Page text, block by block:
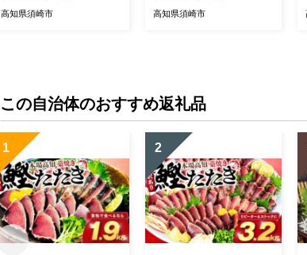
お取り寄せ パン ご当地パン
高知県須崎市
お取り寄せ パン ご当地パン
高知県須崎市
この自治体のおすすめ返礼品
1 2